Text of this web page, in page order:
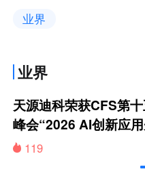
业界
业界
天源迪科荣获CFS第
峰会“2026 AI创新应
119